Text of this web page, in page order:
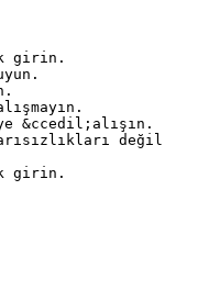
girin.
&ccedil;alışın.
değil
girin.